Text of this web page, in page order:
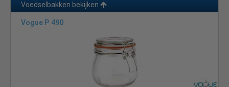
Voedselbakken bekijken
Vogue P 490